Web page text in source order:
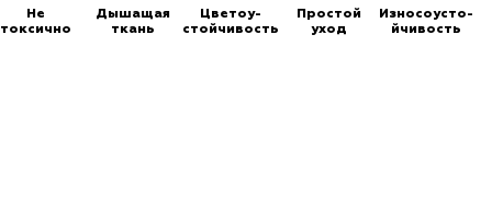
Не
токсично
Дышащая
ткань
Цветоу-
стойчивость
Простой
уход
Износоусто-
йчивость